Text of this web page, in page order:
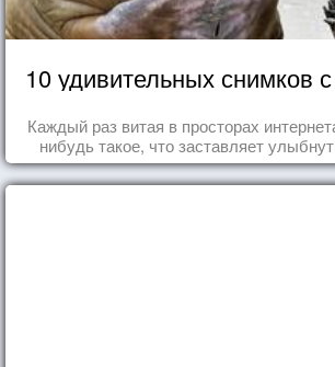
10 удивительных снимков
Каждый раз витая в просторах
нибудь такое, что заставляет
восхититься...